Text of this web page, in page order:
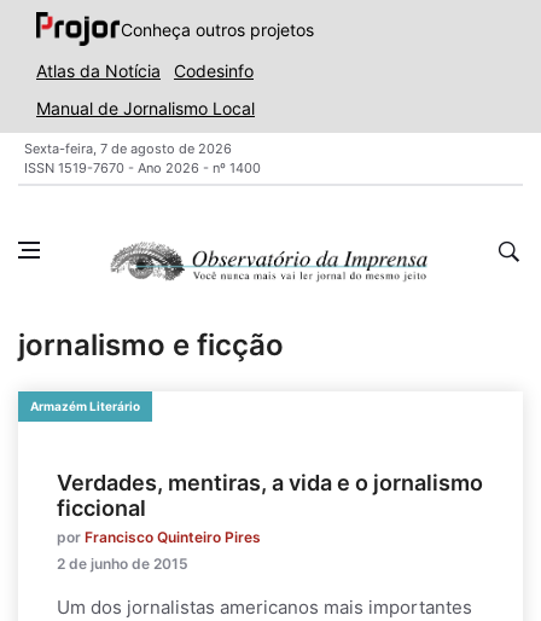
Conheça outros projetos
Atlas da Notícia
Codesinfo
Manual de Jornalismo Local
Sexta-feira, 7 de agosto de 2026
ISSN 1519-7670 - Ano 2026 - nº 1400
jornalismo e ficção
Armazém Literário
Verdades, mentiras, a vida e o jornalismo
ficcional
por Francisco Quinteiro Pires
2 de junho de 2015
Um dos jornalistas americanos mais importantes